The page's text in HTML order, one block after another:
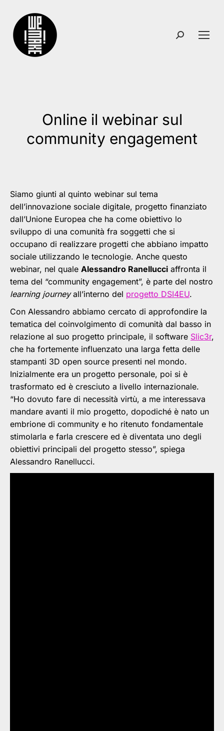
Search:
Online il webinar sul
community engagement
You are here:
Siamo giunti al quinto webinar sul tema
dell’innovazione sociale digitale, progetto finanziato
dall’Unione Europea che ha come obiettivo lo
sviluppo di una comunità fra soggetti che si
occupano di realizzare progetti che abbiano impatto
sociale utilizzando le tecnologie. Anche questo
webinar, nel quale Alessandro Ranellucci affronta il
tema del “community engagement”, è parte del nostro
learning journeyall’interno del progetto DSI4EU.
Con Alessandro abbiamo cercato di approfondire la
tematica del coinvolgimento di comunità dal basso in
relazione al suo progetto principale, il software Slic3r,
che ha fortemente influenzato una larga fetta delle
stampanti 3D open source presenti nel mondo.
Inizialmente era un progetto personale, poi si è
trasformato ed è cresciuto a livello internazionale.
“Ho dovuto fare di necessità virtù, a me interessava
mandare avanti il mio progetto, dopodiché è nato un
embrione di community e ho ritenuto fondamentale
stimolarla e farla crescere ed è diventata uno degli
obiettivi principali del progetto stesso”, spiega
Alessandro Ranellucci.